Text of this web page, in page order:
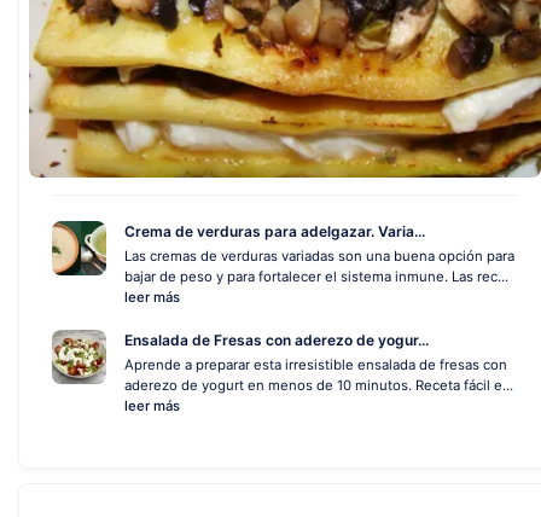
Crema de verduras para adelgazar. Varia...
Las cremas de verduras variadas son una buena opción para
bajar de peso y para fortalecer el sistema inmune. Las rec...
leer más
Ensalada de Fresas con aderezo de yogur...
Aprende a preparar esta irresistible ensalada de fresas con
aderezo de yogurt en menos de 10 minutos. Receta fácil e...
leer más